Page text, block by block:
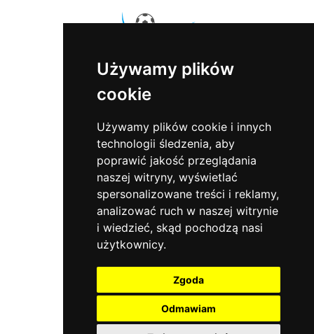
Używamy plików
cookie
Używamy plików cookie i innych
technologii śledzenia, aby
poprawić jakość przeglądania
naszej witryny, wyświetlać
spersonalizowane treści i reklamy,
analizować ruch w naszej witrynie
i wiedzieć, skąd pochodzą nasi
użytkownicy.
Zgoda
Odmawiam
Sports Events
55-200 Marcinkowice
tel.:+48 71 302 81 81
e-mail:biuro@sportsevents.pl
O nas
Oferta
Aktualności
Kontakt
Social media